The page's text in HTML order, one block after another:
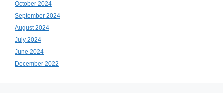
October 2024
September 2024
August 2024
July 2024
June 2024
December 2022